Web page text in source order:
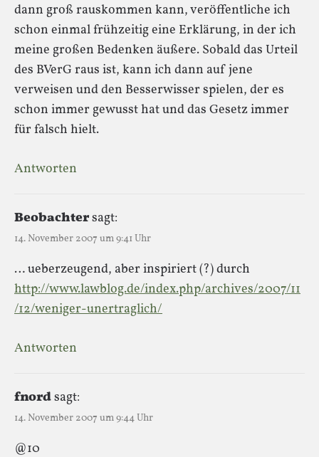
dann groß rauskommen kann, veröffentliche ich
schon einmal frühzeitig eine Erklärung, in der ich
meine großen Bedenken äußere. Sobald das Urteil
des BVerG raus ist, kann ich dann auf jene
verweisen und den Besserwisser spielen, der es
schon immer gewusst hat und das Gesetz immer
für falsch hielt.
Antworten
Beobachtersagt:
14. November 2007 um 9:41 Uhr
… ueberzeugend, aber inspiriert (?) durch
http://www.lawblog.de/index.php/archives/2007/11
/12/weniger-unertraglich/
Antworten
fnordsagt:
14. November 2007 um 9:44 Uhr
@10